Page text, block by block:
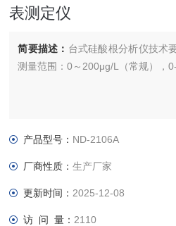
表测定仪
简要描述： 台式硅酸根分析仪技术
测量范围：0～200μg/L（常规），
产品型号： ND-2106A
厂商性质：生产厂家
更新时间： 2025-12-08
访 问 量： 2110